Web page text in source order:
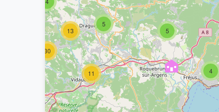
11
13
30
5
5
4